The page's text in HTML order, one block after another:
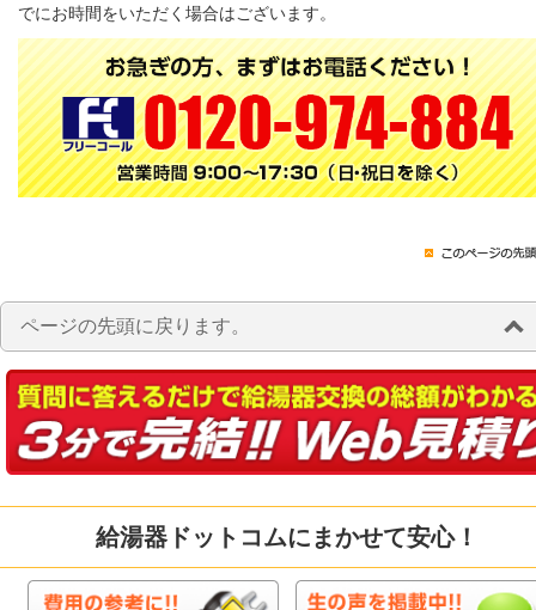
でにお時間をいただく場合はございます。
ページの先頭に戻ります。
給湯器ドットコムにまかせて安心！